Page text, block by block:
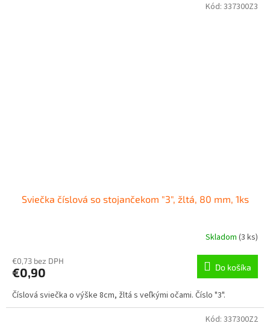
Sviečka číslová so stojančekom "3", žltá, 80 mm, 1ks
Skladom (3 ks)
€0,73 bez DPH
€0,90 Do košíka
Číslová sviečka o výške 8cm, žltá s veľkými očami. Číslo "3".
Kód: 337300Z3
Kód: 337300Z2